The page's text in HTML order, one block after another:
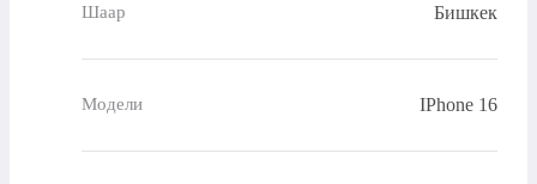
Шаар Бишкек
Модели IPhone 16